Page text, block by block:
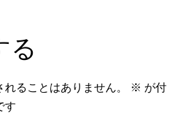
る
ることはありません。 ※ が付
す